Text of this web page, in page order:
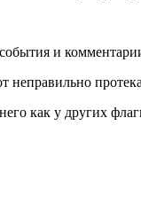
и
неправильно
как у других